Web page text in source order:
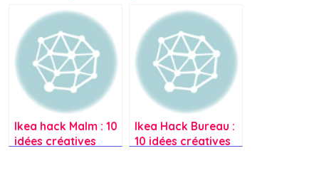
étagère Ivar
avec des hacks
simples et
astucieux
Ikea hack Malm : 10
idées créatives
Ikea Hack Bureau :
10 idées créatives